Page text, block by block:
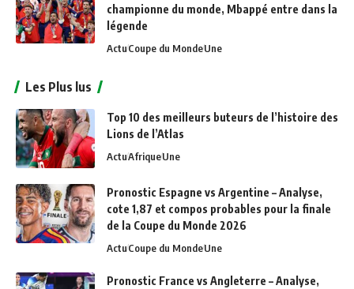
championne du monde, Mbappé entre dans la
légende
ActuCoupe du MondeUne
Les Plus lus
Top 10 des meilleurs buteurs de l’histoire des
Lions de l’Atlas
ActuAfriqueUne
Pronostic Espagne vs Argentine – Analyse,
cote 1,87 et compos probables pour la finale
de la Coupe du Monde 2026
ActuCoupe du MondeUne
Pronostic France vs Angleterre – Analyse,